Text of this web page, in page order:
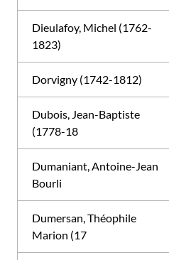
Dieulafoy, Michel (1762-
1823)
Dorvigny (1742-1812)
Dubois, Jean-Baptiste
(1778-18
Dumaniant, Antoine-Jean
Bourli
Dumersan, Théophile
Marion (17